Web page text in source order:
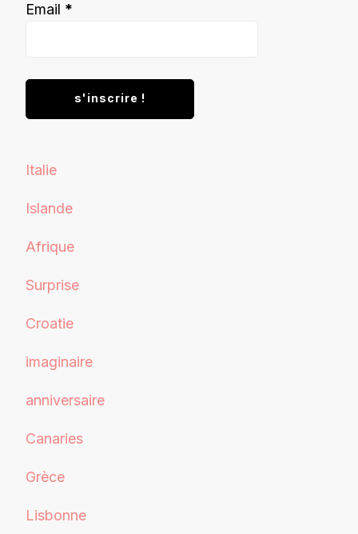
Email *
Italie
Islande
Afrique
Surprise
Croatie
imaginaire
anniversaire
Canaries
Grèce
Lisbonne